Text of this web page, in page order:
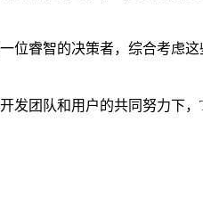
位睿智的决策者，综合考虑
发团队和用户的共同努力下